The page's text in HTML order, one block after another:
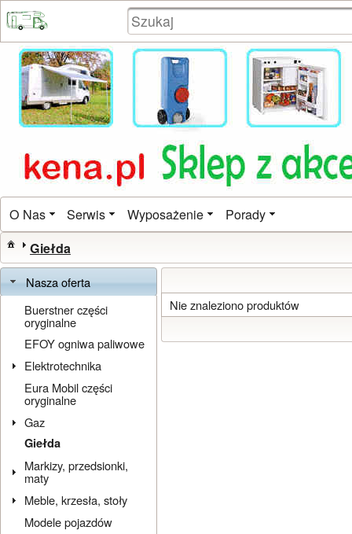
O Nas Serwis Wyposażenie Porady
Giełda
Nasza oferta
Buerstner części
oryginalne
EFOY ogniwa paliwowe
Elektrotechnika
Eura Mobil części
oryginalne
Gaz
Giełda
Markizy, przedsionki,
maty
Meble, krzesła, stoły
Modele pojazdów
Nie znaleziono produktów